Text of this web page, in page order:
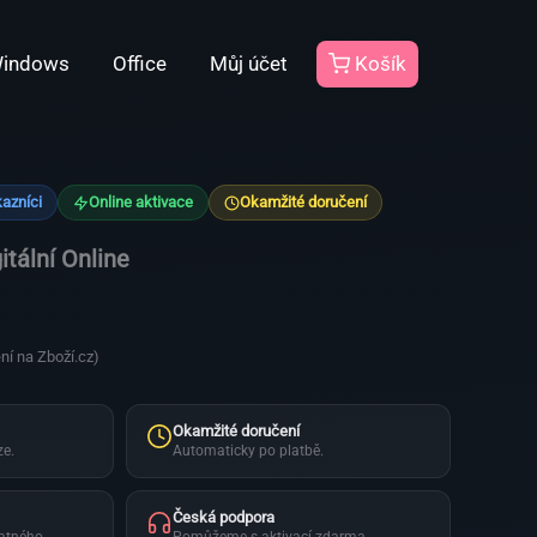
Office Můj účet Košík
Online aktivace Okamžité doručení
Online
na Zboží.cz)
Okamžité doručení
Automaticky po platbě.
Česká podpora